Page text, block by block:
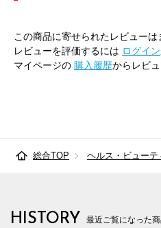
この商品に寄せられたレビューは
レビューを評価するには ログイン
マイページの 購入履歴からレビ
総合TOP ヘルス・ビューテ
HISTORY 最近ご覧になった